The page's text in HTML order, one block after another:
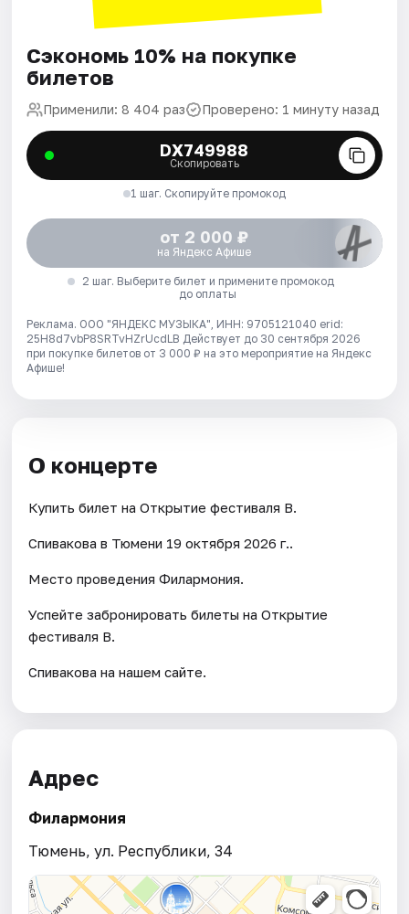
Сэкономь 10% на покупке
билетов
Применили: 8 404 раз Проверено: 1 минуту назад
DX749988
Скопировать
1 шаг. Скопируйте промокод
от 2 000 ₽
на Яндекс Афише
2 шаг. Выберите билет и примените промокод
до оплаты
Реклама. ООО "ЯНДЕКС МУЗЫКА", ИНН: 9705121040 erid:
25H8d7vbP8SRTvHZrUcdLB Действует до 30 сентября 2026
при покупке билетов от 3 000 ₽ на это мероприятие на Яндекс
Афише!
О концерте
Купить билет на Открытие фестиваля В.
Спивакова в Тюмени 19 октября 2026 г..
Место проведения Филармония.
Успейте забронировать билеты на Открытие
фестиваля В.
Спивакова на нашем сайте.
Адрес
Филармония
Тюмень, ул. Республики, 34